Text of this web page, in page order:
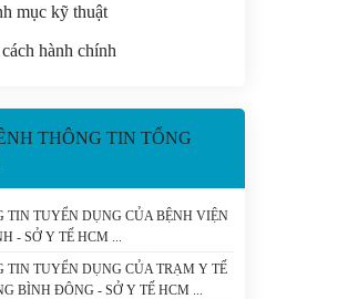
mục kỹ thuật
hành chính
THÔNG TIN TỔNG
TIN TUYỂN DỤNG CỦA BỆNH VIỆN
- SỞ Y TẾ HCM
TIN TUYỂN DỤNG CỦA TRẠM Y TẾ
BÌNH ĐÔNG - SỞ Y TẾ HCM